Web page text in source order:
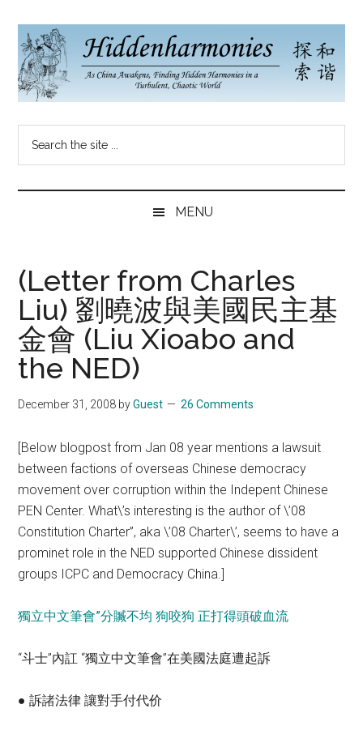
main
content
secondary
menu
primary
sidebar
Hidden
Harmonies
China
China
in
a
Brave
New
World...
MENU
(Letter from Charles
Liu) 劉曉波與美國民主基
金會 (Liu Xioabo and
the NED)
December 31, 2008 byGuest 26 Comments
[Below blogpost from Jan 08 year mentions a lawsuit
between factions of overseas Chinese democracy
movement over corruption within the Indepent Chinese
PEN Center. What\’s interesting is the author of \’08
Constitution Charter”, aka \’08 Charter\’, seems to have a
prominet role in the NED supported Chinese dissident
groups ICPC and Democracy China.]
獨立中文筆會”分贓不均 狗咬狗 正打得頭破血流
“斗士”內訌 “獨立中文筆會”在美國法庭遭起訴
● 訴諸法律 讓對手付代价